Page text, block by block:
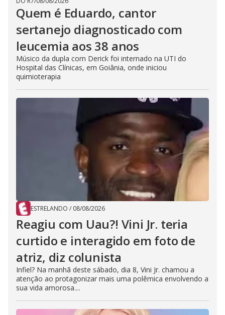
Quem é Eduardo, cantor
sertanejo diagnosticado com
leucemia aos 38 anos
Músico da dupla com Derick foi internado na UTI do
Hospital das Clínicas, em Goiânia, onde iniciou
quimioterapia
ESTRELANDO / 08/08/2026
Reagiu com Uau?! Vini Jr. teria
curtido e interagido em foto de
atriz, diz colunista
Infiel? Na manhã deste sábado, dia 8, Vini Jr. chamou a
atenção ao protagonizar mais uma polêmica envolvendo a
sua vida amorosa....